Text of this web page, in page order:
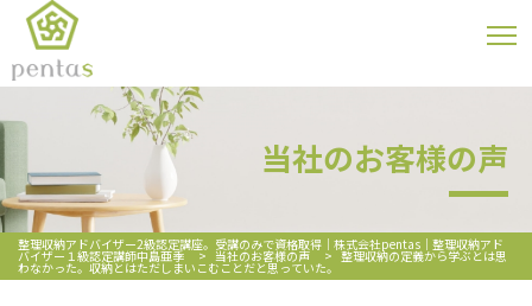
当社のお客様の声
整理収納アドバイザー2級認定講座。受講のみで資格取得｜株式会社pentas｜整理収納アド
バイザー１級認定講師中島亜季 > 当社のお客様の声 > 整理収納の定義から学ぶとは思
わなかった。収納とはただしまいこむことだと思っていた。